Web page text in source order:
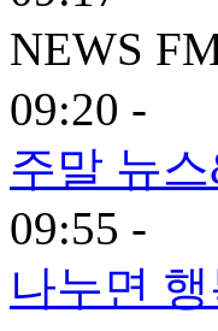
NEWS
09:20 -
주말 뉴
09:55 -
나누면